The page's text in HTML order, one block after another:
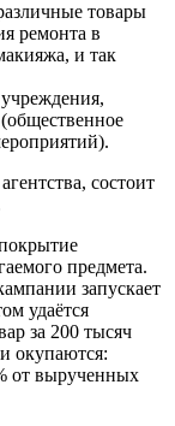
товары
ремонта в
и так
состоит
предмета.
запускает
удаётся
за 200 тысяч
окупаются:
от вырученных